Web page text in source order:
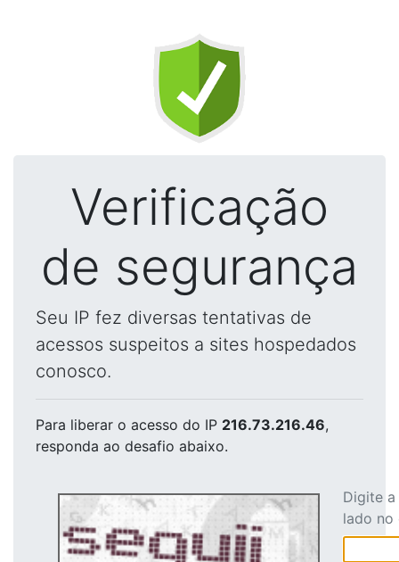
Verificação
de segurança
Seu IP fez diversas tentativas de
acessos suspeitos a sites hospedados
conosco.
Para liberar o acesso do IP 216.73.216.46,
responda ao desafio abaixo.
Digite
lado no